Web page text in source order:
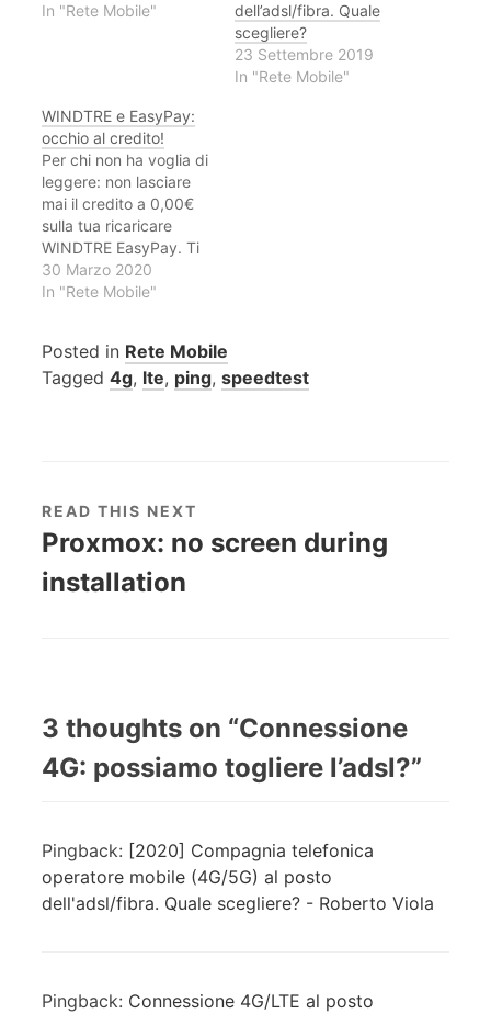
In "Rete Mobile"
dell’adsl/fibra. Quale
scegliere?
23 Settembre 2019
In "Rete Mobile"
WINDTRE e EasyPay:
occhio al credito!
Per chi non ha voglia di
leggere: non lasciare
mai il credito a 0,00€
sulla tua ricaricare
WINDTRE EasyPay. Ti
bloccheranno sia
navigazione che
una ricaricabile
EasyPay all'interno del
30 Marzo 2020
In "Rete Mobile"
Posted in Rete Mobile
Tagged 4g, lte, ping, speedtest
READ THIS NEXT
Proxmox: no screen during
installation
3 thoughts on “Connessione
4G: possiamo togliere l’adsl?”
Pingback: [2020] Compagnia telefonica
operatore mobile (4G/5G) al posto
dell'adsl/fibra. Quale scegliere? - Roberto Viola
Pingback: Connessione 4G/LTE al posto